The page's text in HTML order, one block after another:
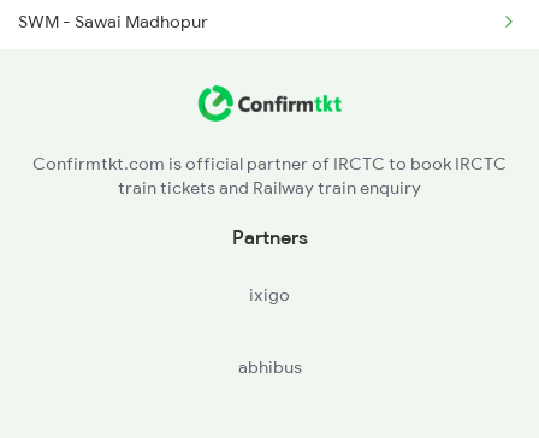
15056 Rmr Af Exp
SWM - Sawai Madhopur
AH - Achhnera Jn
Confirmtkt.com is official partner of IRCTC to book IRCTC
train tickets and Railway train enquiry
Partners
ixigo
abhibus